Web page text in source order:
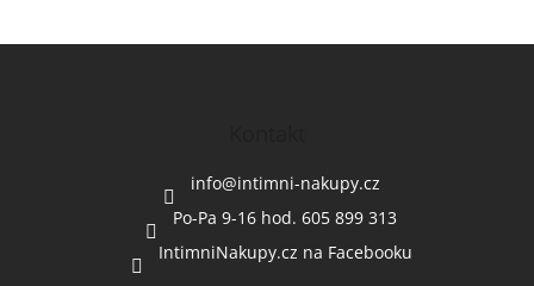
info@intimni-nakupy.cz
Po-Pa 9-16 hod. 605 899 313
IntimniNakupy.cz na Facebooku